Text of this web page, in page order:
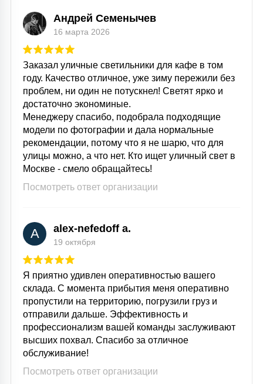
НАСТЕННЫЕ
С УПРАВЛЕНИЕМ
АКСЕССУАРЫ
Андрей Семенычев
16 марта 2026
Заказал уличные светильники для кафе в том
году. Качество отличное, уже зиму пережили без
проблем, ни один не потускнел! Светят ярко и
достаточно экономиные.
Менеджеру спасибо, подобрала подходящие
модели по фотографии и дала нормальные
рекомендации, потому что я не шарю, что для
улицы можно, а что нет. Кто ищет уличный свет в
Москве - смело обращайтесь!
Посмотреть ответ организации
A alex-nefedoff a.
19 октября
Я приятно удивлен оперативностью вашего
склада. С момента прибытия меня оперативно
пропустили на территорию, погрузили груз и
отправили дальше. Эффективность и
профессионализм вашей команды заслуживают
высших похвал. Спасибо за отличное
обслуживание!
Посмотреть ответ организации